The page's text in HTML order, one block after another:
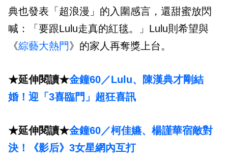
典也發表「超浪漫」的入圍感言，還甜蜜放閃
喊：「要跟Lulu走真的紅毯。」Lulu則希望與
《綜藝大熱門》的家人再奪獎上台。
★延伸閱讀★金鐘60／Lulu、陳漢典才剛結
婚！迎「3喜臨門」超狂喜訊
★延伸閱讀★金鐘60／柯佳嬿、楊謹華宿敵對
決！《影后》3女星網內互打